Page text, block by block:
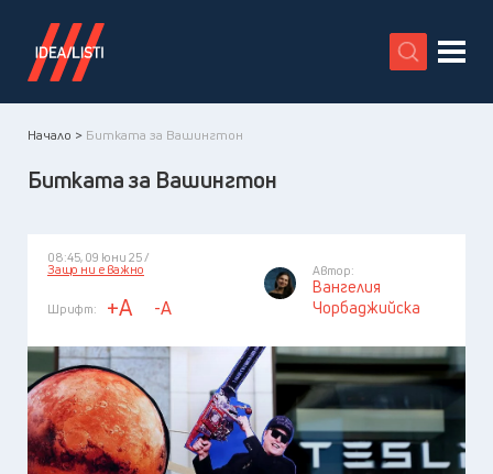
X
Начало > Битката за Вашингтон
Битката за Вашингтон
08:45, 09 юни 25 /
Защо ни е важно
Шрифт: +A -A
Автор:
Вангелия
Чорбаджийска